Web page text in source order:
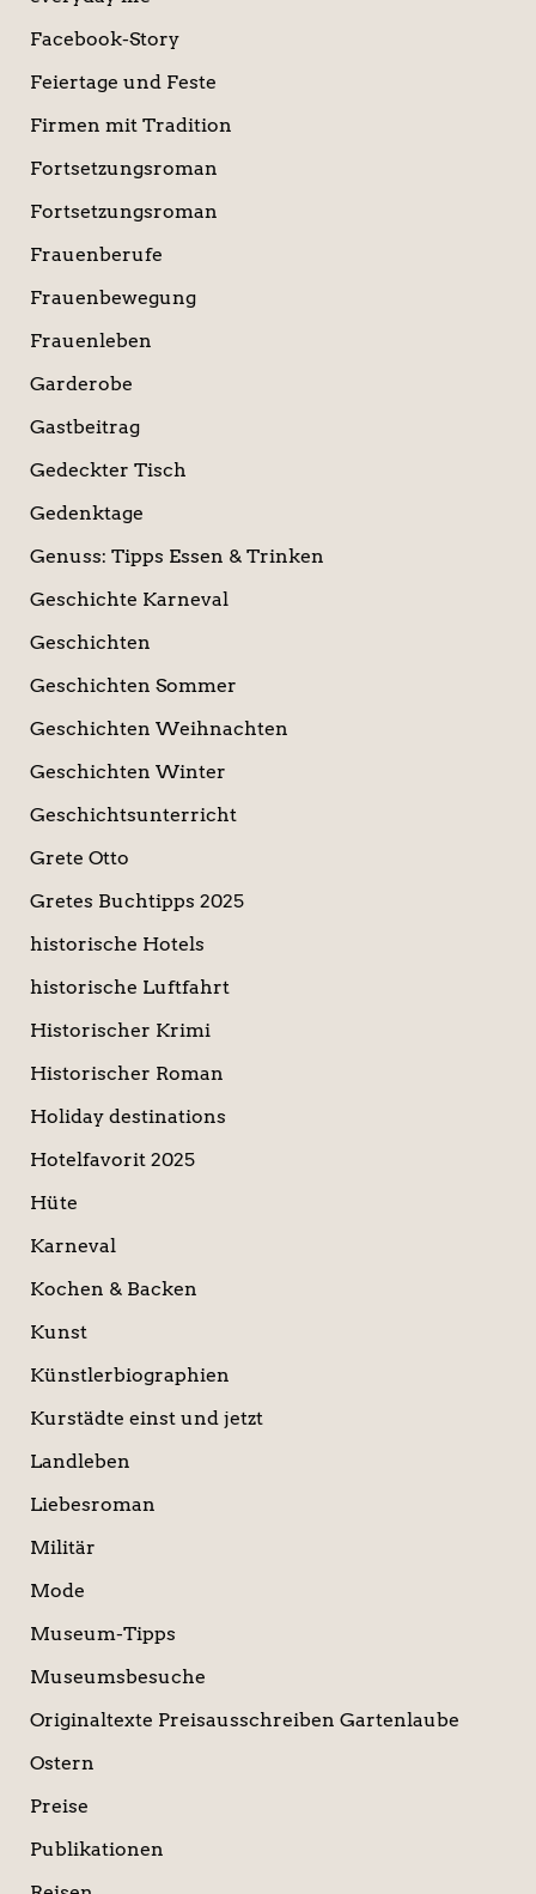
Facebook-Story
Feiertage und Feste
Firmen mit Tradition
Fortsetzungsroman
Fortsetzungsroman
Frauenberufe
Frauenbewegung
Frauenleben
Garderobe
Gastbeitrag
Gedeckter Tisch
Gedenktage
Genuss: Tipps Essen & Trinken
Geschichte Karneval
Geschichten
Geschichten Sommer
Geschichten Weihnachten
Geschichten Winter
Geschichtsunterricht
Grete Otto
Gretes Buchtipps 2025
historische Hotels
historische Luftfahrt
Historischer Krimi
Historischer Roman
Holiday destinations
Hotelfavorit 2025
Hüte
Karneval
Kochen & Backen
Kunst
Künstlerbiographien
Kurstädte einst und jetzt
Landleben
Liebesroman
Militär
Mode
Museum-Tipps
Museumsbesuche
Originaltexte Preisausschreiben Gartenlaube
Ostern
Preise
Publikationen